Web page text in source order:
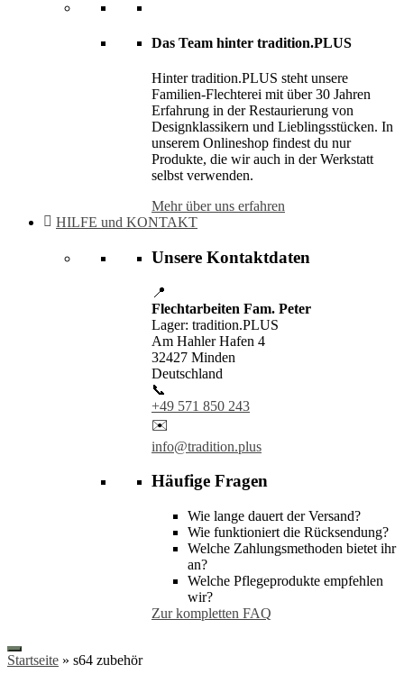
Das Team hinter tradition.PLUS
Hinter tradition.PLUS steht unsere
Familien-Flechterei mit über 30 Jahren
Erfahrung in der Restaurierung von
Designklassikern und Lieblingsstücken. In
unserem Onlineshop findest du nur
Produkte, die wir auch in der Werkstatt
selbst verwenden.
Mehr über uns erfahren
HILFE und KONTAKT
Unsere Kontaktdaten
📍
Flechtarbeiten Fam. Peter
Lager: tradition.PLUS
Am Hahler Hafen 4
32427 Minden
Deutschland
📞
+49 571 850 243
✉️
info@tradition.plus
Häufige Fragen
Wie lange dauert der Versand?
Wie funktioniert die Rücksendung?
Welche Zahlungsmethoden bietet ihr
an?
Welche Pflegeprodukte empfehlen
wir?
Zur kompletten FAQ
Startseite » s64 zubehör